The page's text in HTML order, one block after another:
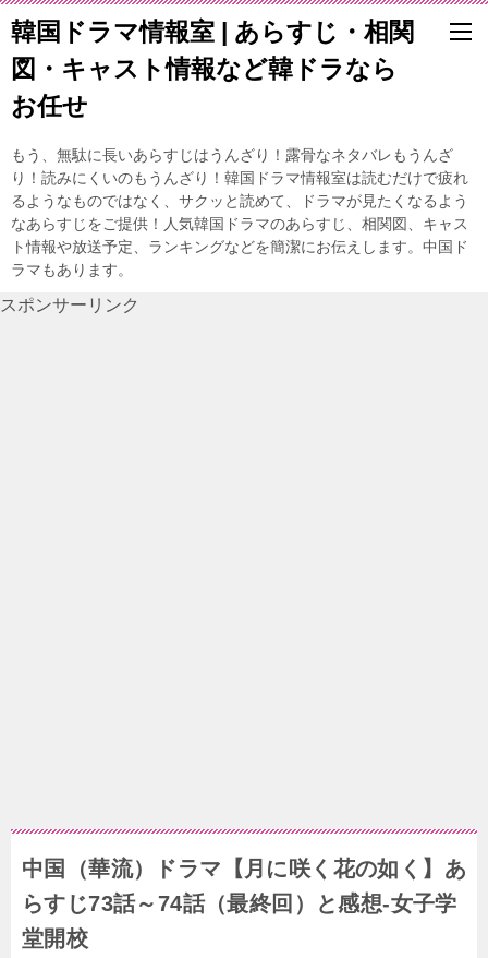
韓国ドラマ情報室 | あらすじ・相関
図・キャスト情報など韓ドラなら
お任せ
もう、無駄に長いあらすじはうんざり！露骨なネタバレもうんざ
り！読みにくいのもうんざり！韓国ドラマ情報室は読むだけで疲れ
るようなものではなく、サクッと読めて、ドラマが見たくなるよう
なあらすじをご提供！人気韓国ドラマのあらすじ、相関図、キャス
ト情報や放送予定、ランキングなどを簡潔にお伝えします。中国ド
ラマもあります。
スポンサーリンク
中国（華流）ドラマ【月に咲く花の如く】あ
らすじ73話～74話（最終回）と感想-女子学
堂開校